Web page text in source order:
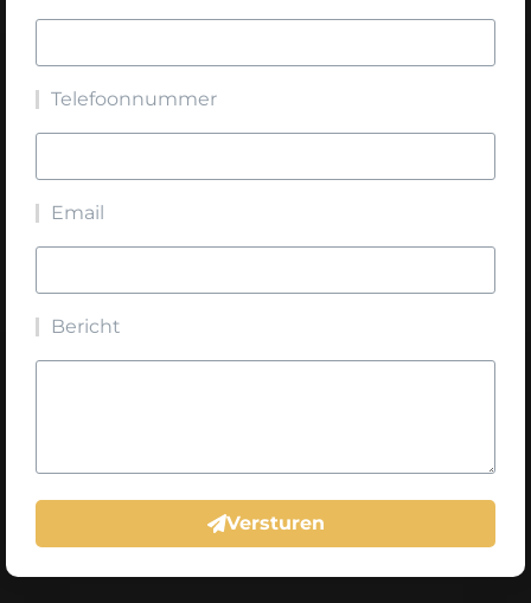
Telefoonnummer
Email
Bericht
Versturen